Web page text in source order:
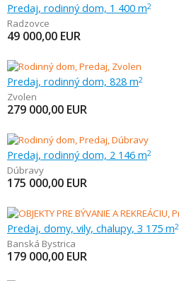
Predaj, rodinný dom, 1 400 m2
Radzovce
49 000,00 EUR
Predaj, rodinný dom, 828 m2
Zvolen
279 000,00 EUR
Predaj, rodinný dom, 2 146 m2
Dúbravy
175 000,00 EUR
Predaj, domy, vily, chalupy, 3 175 m2
Banská Bystrica
179 000,00 EUR